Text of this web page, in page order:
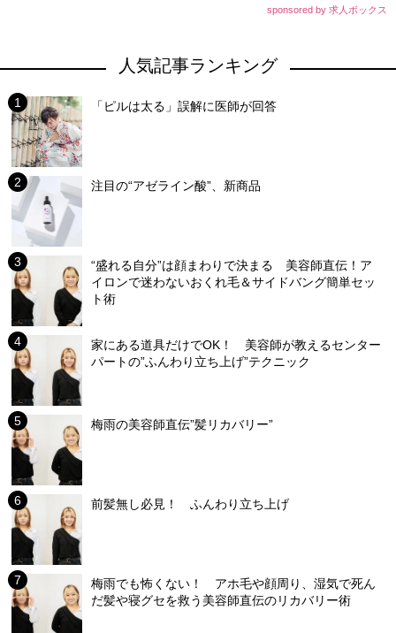
sponsored by 求人ボックス
人気記事ランキング
「ピルは太る」誤解に医師が回答
注目の“アゼライン酸”、新商品
“盛れる自分”は顔まわりで決まる 美容師直伝！ア
イロンで迷わないおくれ毛＆サイドバング簡単セッ
ト術
家にある道具だけでOK！ 美容師が教えるセンター
パートの”ふんわり立ち上げ”テクニック
梅雨の美容師直伝”髪リカバリー”
前髪無し必見！ ふんわり立ち上げ
梅雨でも怖くない！ アホ毛や顔周り、湿気で死ん
だ髪や寝グセを救う美容師直伝のリカバリー術